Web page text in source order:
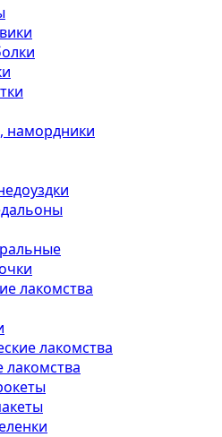
намордники
лакомства
лакомства